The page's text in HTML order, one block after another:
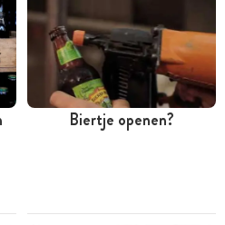
Biertje openen?